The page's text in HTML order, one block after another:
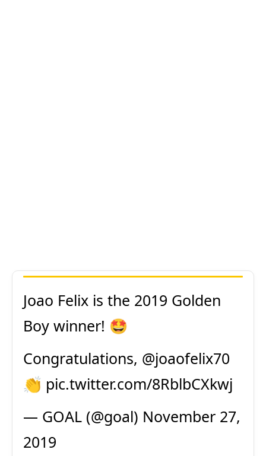
Joao Felix is the 2019 Golden
Boy winner! 🤩
Congratulations, @joaofelix70
👏 pic.twitter.com/8RblbCXkwj
— GOAL (@goal) November 27,
2019